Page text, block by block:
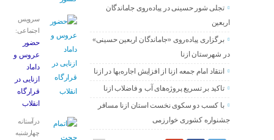
تجلی شور حسینی در پیاده‌روی جاماندگان
اربعین
برگزاری پیاده‌روی «جاماندگان اربعین حسینی»
در شهرستان ازنا
انتقاد امام جمعه ازنا از افزایش اجاره‌بها در ازنا
تاکید بر تسریع پروژه‌های آب و فاضلاب ازنا
با کسب دو سکوی نخست استان ازنا مسافر
جشنواره کشوری خوارزمی
سرویس
اجتماعی:
حضور
عروس و
داماد
ازنایی در
قرارگاه
انقلاب
درآستانه
چهارشنبه